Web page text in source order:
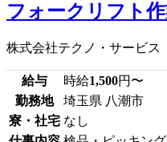
フォークリフト
株式会社テクノ・サービス
給与 時給1,500円〜
勤務地
埼玉県 八潮市
寮・社宅 なし